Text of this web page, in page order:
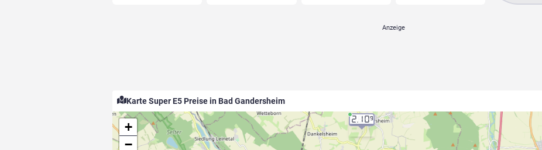
Karte Super E5 Preise in Bad Gandersheim
2.109
+
−